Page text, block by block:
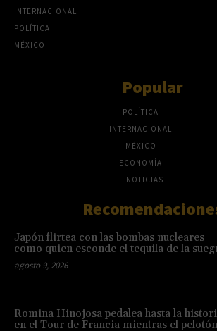
INTERNACIONAL
POLÍTICA
MÉXICO
Popular
POLÍTICA
INTERNACIONAL
MÉXICO
ECONOMÍA
NOTICIAS
Japón flirtea con las bombas nucleares
como quien esconde el tequila de la
agosto 9, 2026
Romina Hinojosa pedalea hasta la
en el Tour de Francia mientras el pelotón